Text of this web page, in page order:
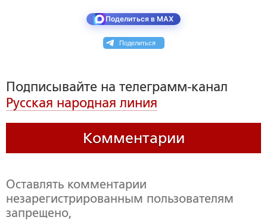
Поделиться в MAX
Поделиться
Подписывайте на телеграмм-канал
Русская народная линия
Комментарии
Оставлять комментарии
незарегистрированным пользователям
запрещено,